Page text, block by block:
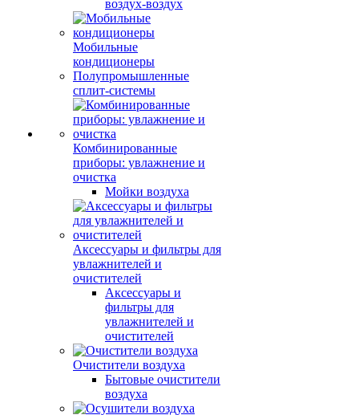
воздух-воздух
Мобильные
кондиционеры
Полупромышленные
сплит-системы
Комбинированные
приборы: увлажнение и
очистка
Мойки воздуха
Аксессуары и фильтры для
увлажнителей и
очистителей
Аксессуары и
фильтры для
увлажнителей и
очистителей
Очистители воздуха
Бытовые очистители
воздуха